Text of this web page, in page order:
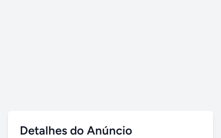
Detalhes do Anúncio